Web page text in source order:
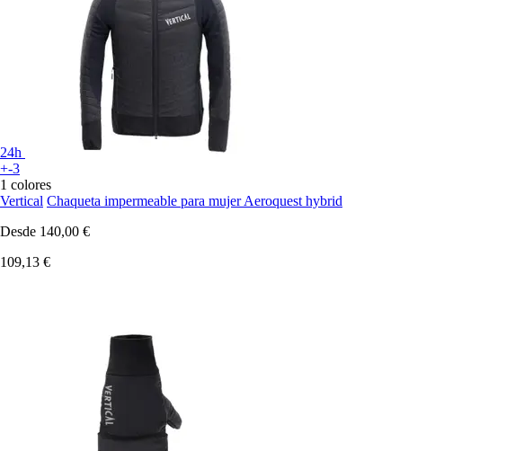
24h
+-3
1 colores
Vertical Chaqueta impermeable para mujer Aeroquest hybrid
Desde 140,00 €
109,13 €